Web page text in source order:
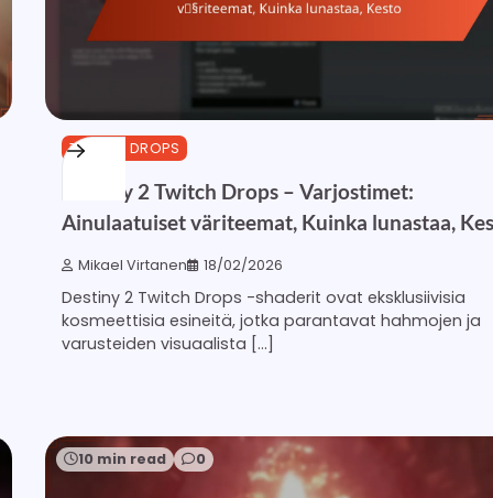
TWITCH DROPS
Destiny 2 Twitch Drops – Varjostimet:
Ainulaatuiset väriteemat, Kuinka lunastaa,
Mikael Virtanen 18/02/2026
Destiny 2 Twitch Drops -shaderit ovat eksklusiivisia
kosmeettisia esineitä, jotka parantavat hahmojen ja
varusteiden visuaalista […]
10 min read 0